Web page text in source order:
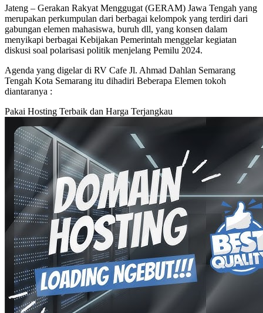
Jateng – Gerakan Rakyat Menggugat (GERAM) Jawa Tengah yang
merupakan perkumpulan dari berbagai kelompok yang terdiri dari
gabungan elemen mahasiswa, buruh dll, yang konsen dalam
menyikapi berbagai Kebijakan Pemerintah menggelar kegiatan
diskusi soal polarisasi politik menjelang Pemilu 2024.
Agenda yang digelar di RV Cafe Jl. Ahmad Dahlan Semarang
Tengah Kota Semarang itu dihadiri Beberapa Elemen tokoh
diantaranya :
Pakai Hosting Terbaik dan Harga Terjangkau